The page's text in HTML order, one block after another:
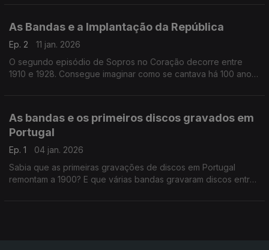
As Bandas e a Implantação da República
Ep. 2
11 jan. 2026
O segundo episódio de Sopros no Coração decorre entre
1910 e 1928. Consegue imaginar como se cantava há 100 anos?
a presença de uma banda.
As bandas e os primeiros discos gravados em
Portugal
Ep. 1
04 jan. 2026
Sabia que as primeiras gravações de discos em Portugal
remontam a 1900? E que várias bandas gravaram discos entre